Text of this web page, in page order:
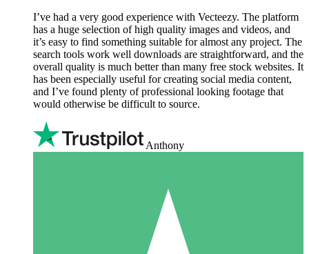
I’ve had a very good experience with Vecteezy. The platform
has a huge selection of high quality images and videos, and
it’s easy to find something suitable for almost any project. The
search tools work well downloads are straightforward, and the
overall quality is much better than many free stock websites. It
has been especially useful for creating social media content,
and I’ve found plenty of professional looking footage that
would otherwise be difficult to source.
Anthony